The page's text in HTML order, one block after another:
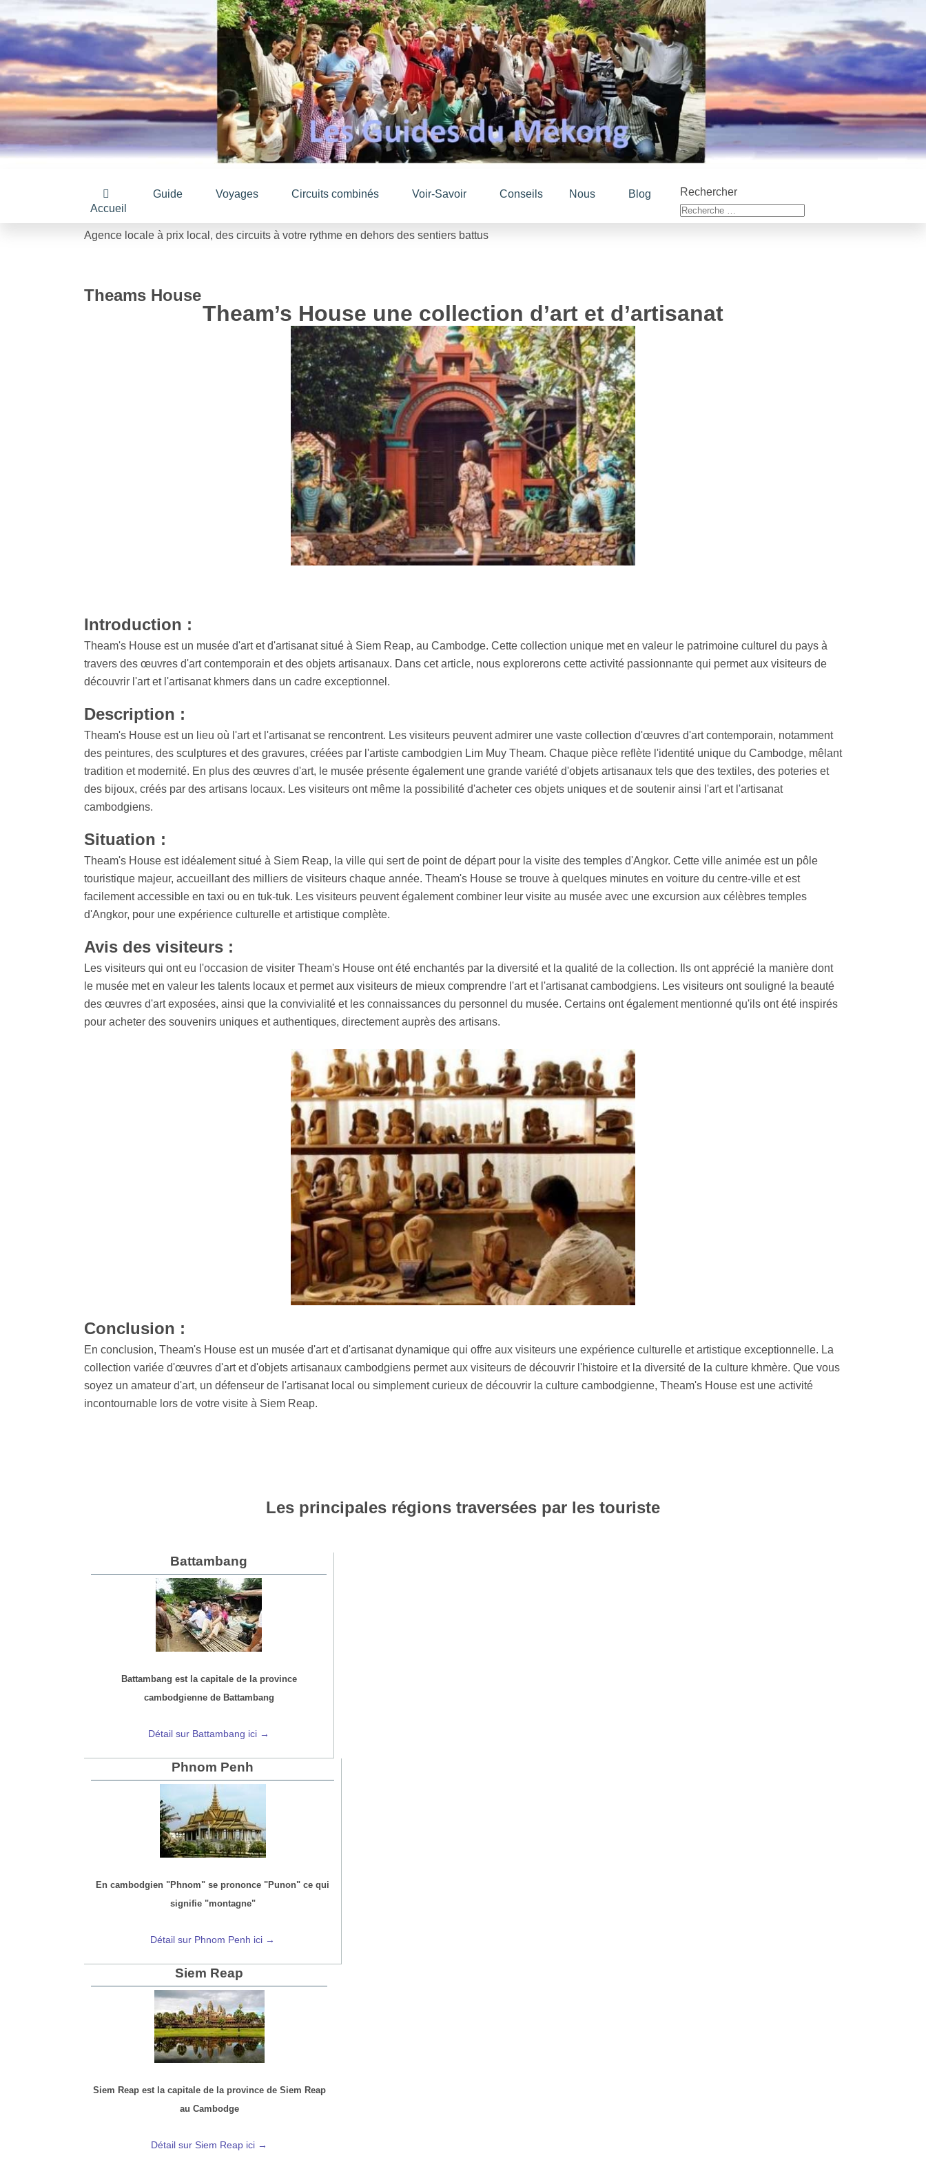
Accueil
Guide Voyages Circuits combinés Voir-Savoir Conseils Nous Blog Rechercher
Agence locale à prix local, des circuits à votre rythme en dehors des sentiers battus
Theams House
Theam’s House une collection d’art et d’artisanat
Introduction :
Theam's House est un musée d'art et d'artisanat situé à Siem Reap, au Cambodge. Cette collection unique met en valeur le patrimoine culturel du pays à
travers des œuvres d'art contemporain et des objets artisanaux. Dans cet article, nous explorerons cette activité passionnante qui permet aux visiteurs de
découvrir l'art et l'artisanat khmers dans un cadre exceptionnel.
Description :
Theam's House est un lieu où l'art et l'artisanat se rencontrent. Les visiteurs peuvent admirer une vaste collection d'œuvres d'art contemporain, notamment
des peintures, des sculptures et des gravures, créées par l'artiste cambodgien Lim Muy Theam. Chaque pièce reflète l'identité unique du Cambodge, mêlant
tradition et modernité. En plus des œuvres d'art, le musée présente également une grande variété d'objets artisanaux tels que des textiles, des poteries et
des bijoux, créés par des artisans locaux. Les visiteurs ont même la possibilité d'acheter ces objets uniques et de soutenir ainsi l'art et l'artisanat
cambodgiens.
Situation :
Theam's House est idéalement situé à Siem Reap, la ville qui sert de point de départ pour la visite des temples d'Angkor. Cette ville animée est un pôle
touristique majeur, accueillant des milliers de visiteurs chaque année. Theam's House se trouve à quelques minutes en voiture du centre-ville et est
facilement accessible en taxi ou en tuk-tuk. Les visiteurs peuvent également combiner leur visite au musée avec une excursion aux célèbres temples
d'Angkor, pour une expérience culturelle et artistique complète.
Avis des visiteurs :
Les visiteurs qui ont eu l'occasion de visiter Theam's House ont été enchantés par la diversité et la qualité de la collection. Ils ont apprécié la manière dont
le musée met en valeur les talents locaux et permet aux visiteurs de mieux comprendre l'art et l'artisanat cambodgiens. Les visiteurs ont souligné la beauté
des œuvres d'art exposées, ainsi que la convivialité et les connaissances du personnel du musée. Certains ont également mentionné qu'ils ont été inspirés
pour acheter des souvenirs uniques et authentiques, directement auprès des artisans.
Conclusion :
En conclusion, Theam's House est un musée d'art et d'artisanat dynamique qui offre aux visiteurs une expérience culturelle et artistique exceptionnelle. La
collection variée d'œuvres d'art et d'objets artisanaux cambodgiens permet aux visiteurs de découvrir l'histoire et la diversité de la culture khmère. Que vous
soyez un amateur d'art, un défenseur de l'artisanat local ou simplement curieux de découvrir la culture cambodgienne, Theam's House est une activité
incontournable lors de votre visite à Siem Reap.
Les principales régions traversées par les touriste
Battambang
Battambang est la capitale de la province
cambodgienne de Battambang
Détail sur Battambang ici →
Phnom Penh
En cambodgien "Phnom" se prononce "Punon" ce qui
signifie "montagne"
Détail sur Phnom Penh ici →
Siem Reap
Siem Reap est la capitale de la province de Siem Reap
au Cambodge
Détail sur Siem Reap ici →